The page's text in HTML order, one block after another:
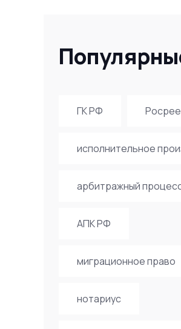
ГК РФ
исполнительное
арбитражный
АПК РФ
миграционное право
нотариус